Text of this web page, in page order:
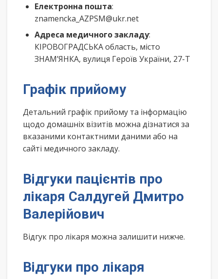
Електронна пошта:
znamencka_AZPSM@ukr.net
Адреса медичного закладу:
КІРОВОГРАДСЬКА область, місто
ЗНАМ’ЯНКА, вулиця Героїв України, 27-Т
Графік прийому
Детальний графік прийому та інформацію
щодо домашніх візитів можна дізнатися за
вказаними контактними даними або на
сайті медичного закладу.
Відгуки пацієнтів про
лікаря Салдугей Дмитро
Валерійович
Відгук про лікаря можна залишити нижче.
Відгуки про лікаря